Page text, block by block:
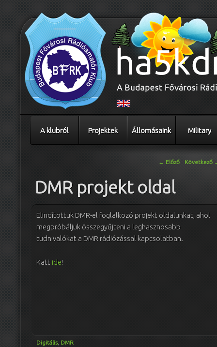
A klubról Projektek Állomásaink Military
← Előző Következő
DMR projekt oldal
Elindítottuk DMR-el foglalkozó projekt oldalunkat, ahol
megpróbáljuk összegyűjteni a leghasznosabb
tudnivalókat a DMR rádiózással kapcsolatban.
Katt ide!
Digitális, DMR